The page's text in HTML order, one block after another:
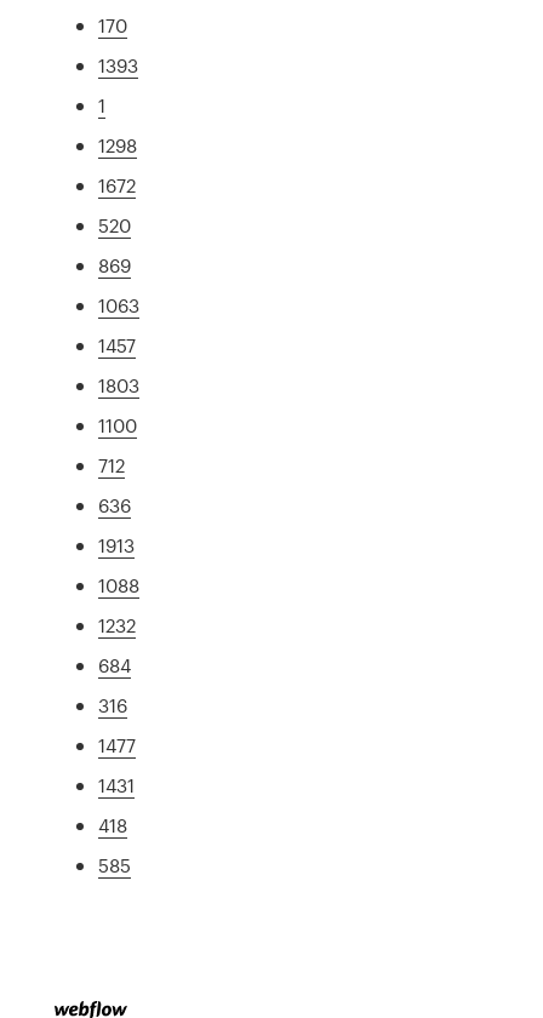
170
1393
1
1298
1672
520
869
1063
1457
1803
1100
712
636
1913
1088
1232
684
316
1477
1431
418
585